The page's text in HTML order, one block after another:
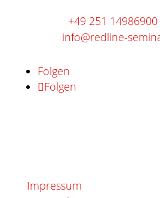
+49 251 14986900
info@redline-
Folgen
Folgen
Impressum